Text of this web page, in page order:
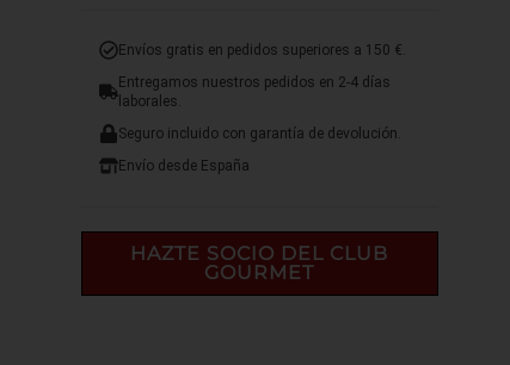
Envíos gratis en pedidos superiores a 150 €.
Entregamos nuestros pedidos en 2-4 días
laborales.
Seguro incluido con garantía de devolución.
Envío desde España
HAZTE SOCIO DEL CLUB
GOURMET